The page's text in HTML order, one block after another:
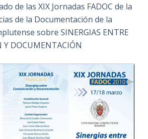
de las XIX Jornadas FADOC de la
de la Documentación de la
sobre SINERGIAS ENTRE
Y DOCUMENTACIÓN